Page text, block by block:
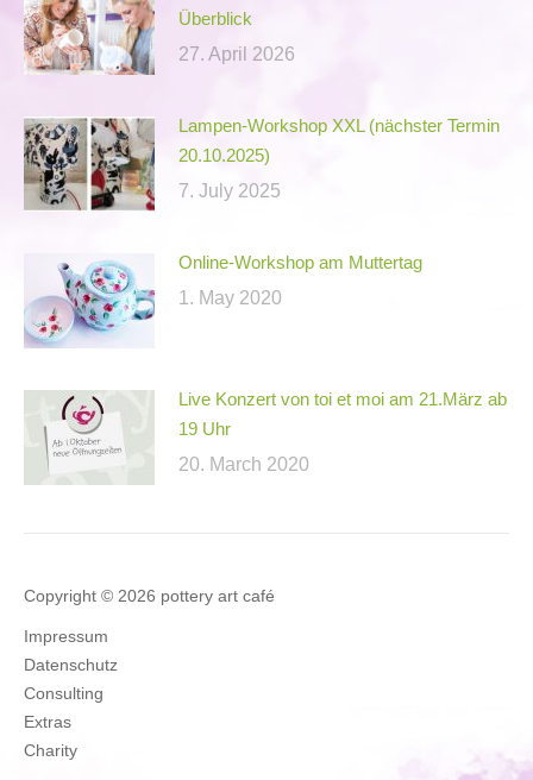
Überblick
27. April 2026
Lampen-Workshop XXL (nächster Termin
20.10.2025)
7. July 2025
Online-Workshop am Muttertag
1. May 2020
Live Konzert von toi et moi am 21.März ab
19 Uhr
20. March 2020
Copyright © 2026 pottery art café
Impressum
Datenschutz
Consulting
Extras
Charity